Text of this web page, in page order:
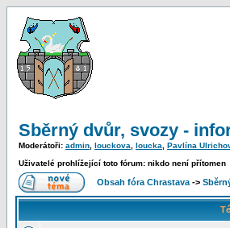
Sběrný dvůr, svozy -
Moderátoři: admin louckova loucka Pavlína
Uživatelé prohlížející toto fórum: nikdo není přítomen
Obsah fóra Chrastava ->